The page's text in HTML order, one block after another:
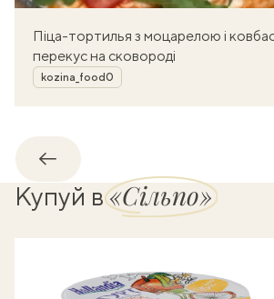
Піца-тортилья з моцарелою і
перекус на сковороді
Автор
kozina_food0
Назад
Купуй в«Сільпо»